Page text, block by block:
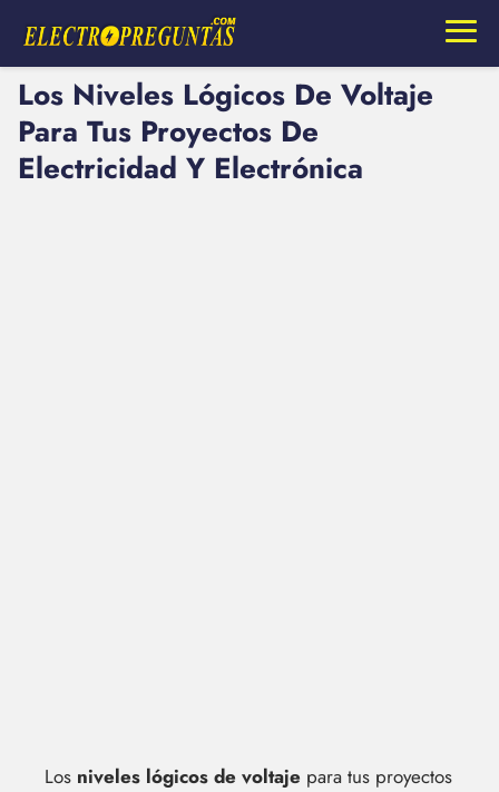
Los Niveles Lógicos De Voltaje
Para Tus Proyectos De
Electricidad Y Electrónica
Los niveles lógicos de voltaje para tus proyectos